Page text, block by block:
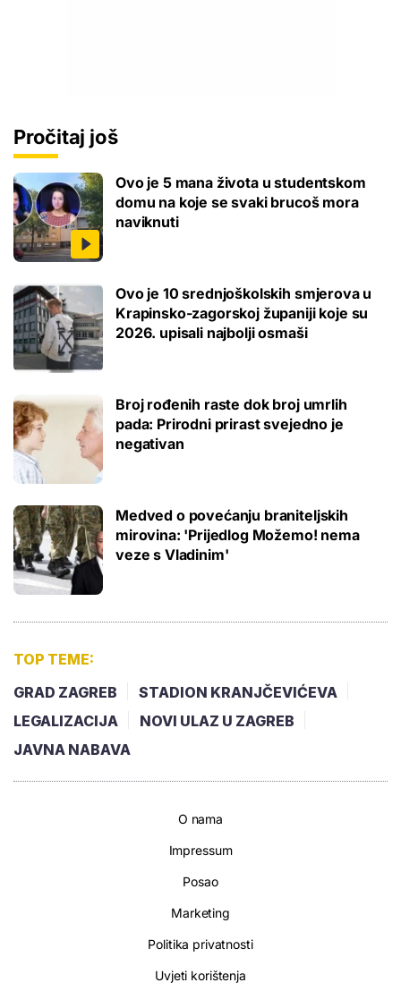
Pročitaj još
Ovo je 5 mana života u studentskom
domu na koje se svaki brucoš mora
naviknuti
Ovo je 10 srednjoškolskih smjerova u
Krapinsko-zagorskoj županiji koje su
2026. upisali najbolji osmaši
Broj rođenih raste dok broj umrlih
pada: Prirodni prirast svejedno je
negativan
Medved o povećanju braniteljskih
mirovina: 'Prijedlog Možemo! nema
veze s Vladinim'
TOP TEME:
GRAD ZAGREB
STADION KRANJČEVIĆEVA
LEGALIZACIJA
NOVI ULAZ U ZAGREB
JAVNA NABAVA
O nama
Impressum
Posao
Marketing
Politika privatnosti
Uvjeti korištenja